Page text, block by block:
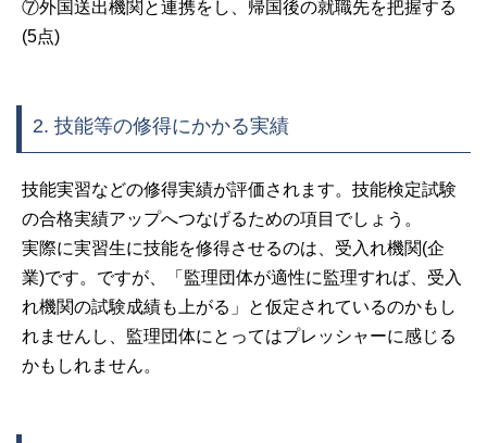
⑦外国送出機関と連携をし、帰国後の就職先を把握する
(5点)
2. 技能等の修得にかかる実績
技能実習などの修得実績が評価されます。技能検定試験
の合格実績アップへつなげるための項目でしょう。
実際に実習生に技能を修得させるのは、受入れ機関(企
業)です。ですが、「監理団体が適性に監理すれば、受入
れ機関の試験成績も上がる」と仮定されているのかもし
れませんし、監理団体にとってはプレッシャーに感じる
かもしれません。